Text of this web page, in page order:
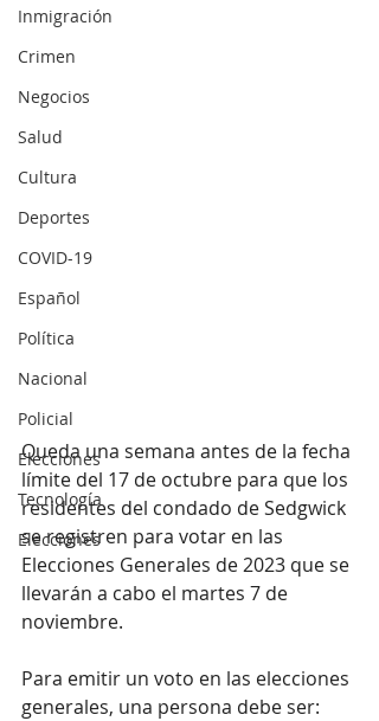
Inmigración
Crimen
Negocios
Salud
Cultura
Deportes
COVID-19
Español
Política
Nacional
Policial
Elecciones
Tecnología
Elecciones
Queda una semana antes de la fecha
límite del 17 de octubre para que los
residentes del condado de Sedgwick
se registren para votar en las
Elecciones Generales de 2023 que se
llevarán a cabo el martes 7 de
noviembre.
Para emitir un voto en las elecciones
generales, una persona debe ser: